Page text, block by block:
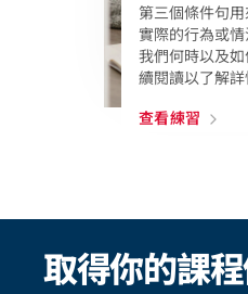
第三個條件句
實際的行為或情
我們何時以及
續閱讀以了解詳
查看練習
取得你的課